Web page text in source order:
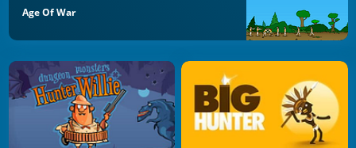
Age Of War